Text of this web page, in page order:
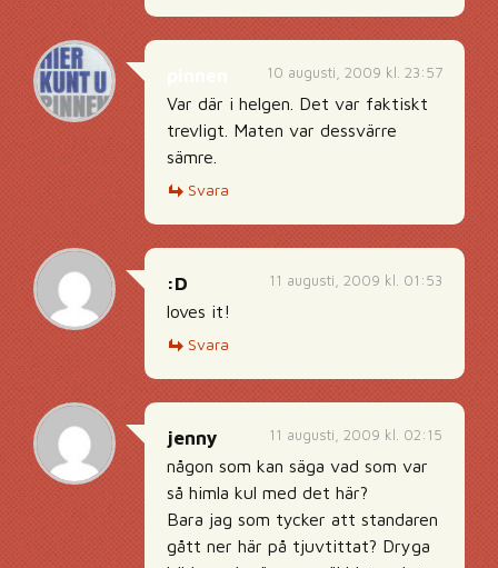
10 augusti, 2009 kl. 23:57
Var där i helgen. Det var faktiskt
trevligt. Maten var dessvärre
sämre.
Svara
11 augusti, 2009 kl. 01:53
:D
loves it!
Svara
11 augusti, 2009 kl. 02:15
jenny
någon som kan säga vad som var
så himla kul med det här?
Bara jag som tycker att standaren
gått ner här på tjuvtittat? Dryga